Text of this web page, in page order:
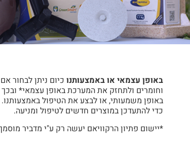
באופן עצמאי או באמצעותנו כיום ניתן לבחור
וחומרים ולתחזק את המערכת באופן עצמאי* ובכך
באופן משמעותי, או לבצע את הטיפול
כדי להתעדכן במוצרים חדשים לטיפול ומניעה.
*יישום פתיון הרקוויאם יעשה רק ע"י מדביר